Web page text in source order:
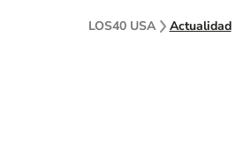
LOS40 USA Actualidad